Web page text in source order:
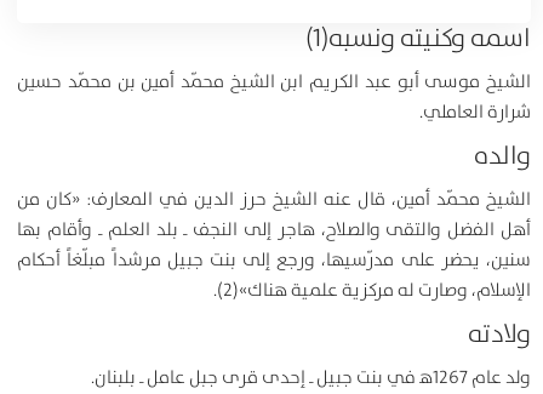
اسمه وكنيته ونسبه(1)
الشيخ موسى أبو عبد الكريم ابن الشيخ محمّد أمين بن محمّد حسين
شرارة العاملي.
والده
الشيخ محمّد أمين، قال عنه الشيخ حرز الدين في المعارف: «كان من
أهل الفضل والتقى والصلاح، هاجر إلى النجف ـ بلد العلم ـ وأقام بها
سنين، يحضر على مدرّسيها، ورجع إلى بنت جبيل مرشداً مبلّغاً أحكام
الإسلام، وصارت له مركزية علمية هناك»(2).
ولادته
ولد عام 1267ﻫ في بنت جبيل ـ إحدى قرى جبل عامل ـ بلبنان.